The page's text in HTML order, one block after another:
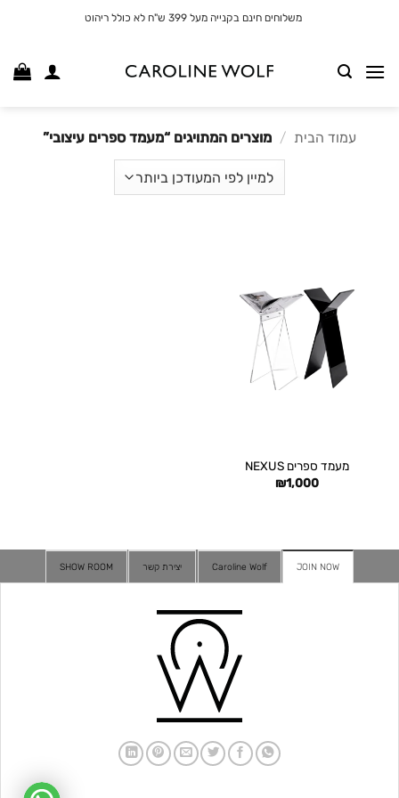
משלוחים חינם בקנייה מעל 399 ש"ח לא כולל ריהוט
עמוד הבית / מוצרים המתויגים “מעמד ספרים עיצובי”
מעמד ספרים NEXUS
₪1,000
JOIN NOW
Caroline Wolf יצירת קשר SHOW ROOM